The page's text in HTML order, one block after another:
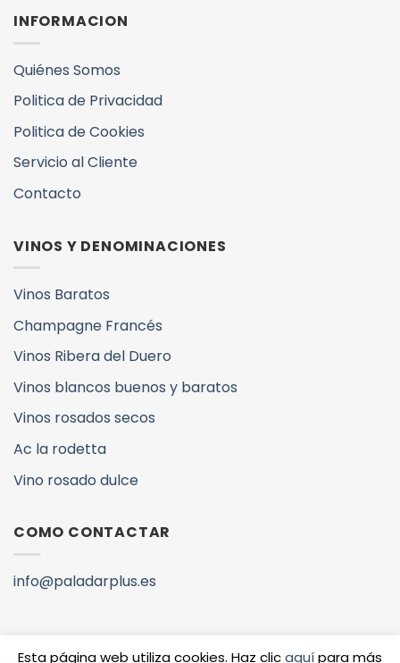
INFORMACION
Quiénes Somos
Politica de Privacidad
Politica de Cookies
Servicio al Cliente
Contacto
VINOS Y DENOMINACIONES
Vinos Baratos
Champagne Francés
Vinos Ribera del Duero
Vinos blancos buenos y baratos
Vinos rosados secos
Ac la rodetta
Vino rosado dulce
COMO CONTACTAR
info@paladarplus.es
Esta página web utiliza cookies. Haz clicaquípara más